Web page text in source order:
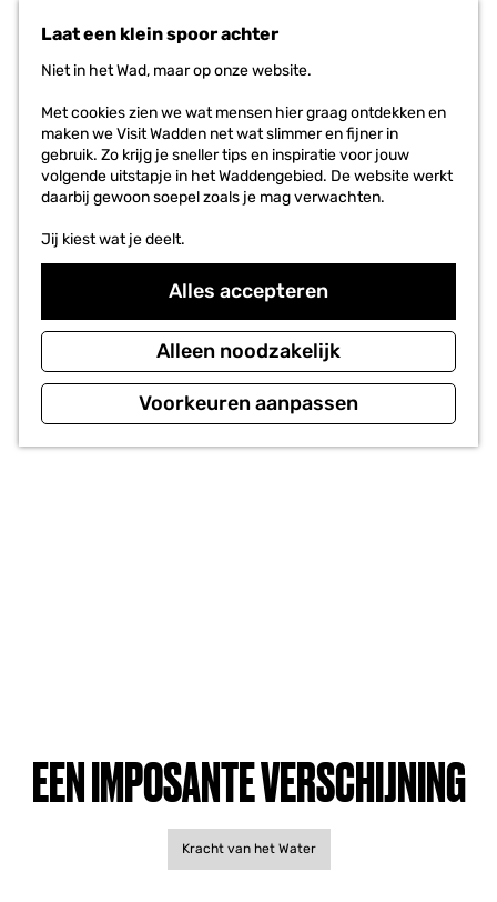
Laat een klein spoor achter
Niet in het Wad, maar op onze website.
Met cookies zien we wat mensen hier graag ontdekken en
maken we Visit Wadden net wat slimmer en fijner in
gebruik. Zo krijg je sneller tips en inspiratie voor jouw
volgende uitstapje in het Waddengebied. De website werkt
daarbij gewoon soepel zoals je mag verwachten.
Jij kiest wat je deelt.
Alles accepteren
Alleen noodzakelijk
Voorkeuren aanpassen
i
e
e
n
EEN IMPOSANTE VERSCHIJNING
Kracht van het Water